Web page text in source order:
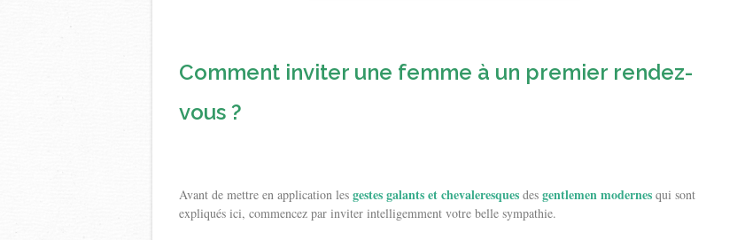
Comment inviter une femme à un premier rendez-
vous ?
Avant de mettre en application les gestes galants et chevaleresques des gentlemen modernes qui sont
expliqués ici, commencez par inviter intelligemment votre belle sympathie.